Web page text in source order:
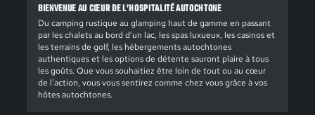
BIENVENUE AU CŒUR DE L’HOSPITALITÉ AUTOCHTONE
Du camping rustique au glamping haut de gamme en passant
par les chalets au bord d’un lac, les spas luxueux, les casinos et
les terrains de golf, les hébergements autochtones
authentiques et les options de détente sauront plaire à tous
les goûts. Que vous souhaitiez être loin de tout ou au cœur
de l'action, vous vous sentirez comme chez vous grâce à vos
hôtes autochtones.